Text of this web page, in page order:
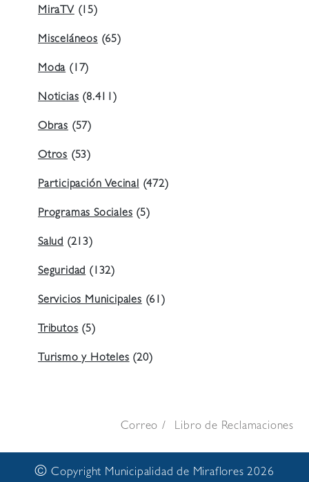
MiraTV(15)
Misceláneos(65)
Moda(17)
Noticias(8.411)
Obras (57)
Otros (53)
Participación Vecinal(472)
Programas Sociales(5)
Salud (213)
Seguridad(132)
Servicios Municipales(61)
Tributos(5)
Turismo y Hoteles(20)
Correo Libro de Reclamaciones
© Copyright Municipalidad de Miraflores 2026